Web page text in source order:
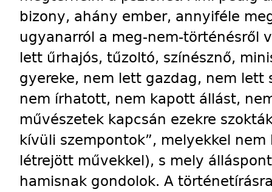
bizony, ahány ember, annyiféle
ugyanarról a meg-nem-történésről
lett űrhajós, tűzoltó, színésznő,
gyereke, nem lett gazdag, nem lett
nem írhatott, nem kapott állást,
művészetek kapcsán ezekre
kívüli szempontok”, melyekkel nem
létrejött művekkel), s mely
hamisnak gondolok. A